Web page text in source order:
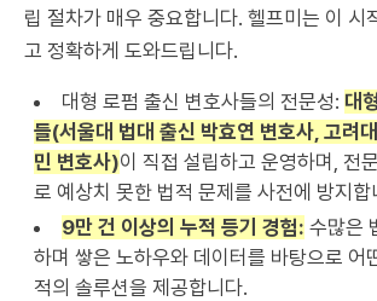
립 절차가 매우 중요합니다. 헬프미는 이 시
고 정확하게 도와드립니다.
대형 로펌 출신 변호사들의 전문성: 대
들(서울대 법대 출신 박효연 변호사, 고려
민 변호사)이 직접 설립하고 운영하며, 전
로 예상치 못한 법적 문제를 사전에 방지합
9만 건 이상의 누적 등기 경험: 수많은
하며 쌓은 노하우와 데이터를 바탕으로 어
적의 솔루션을 제공합니다.